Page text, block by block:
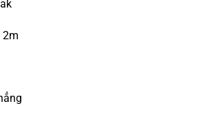
2m